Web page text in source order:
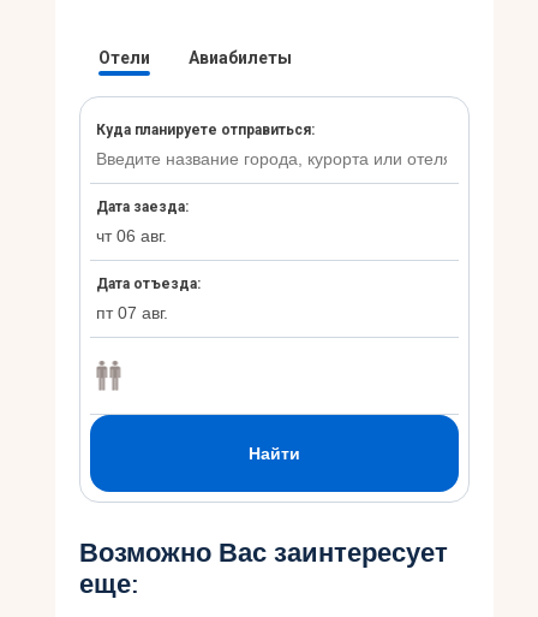
Возможно Вас заинтересует
еще: